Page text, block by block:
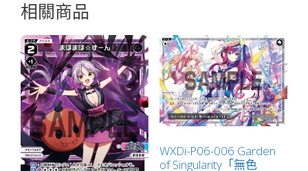
量
相關商品
WXDi-P06-006 Garden
of Singularity「無色